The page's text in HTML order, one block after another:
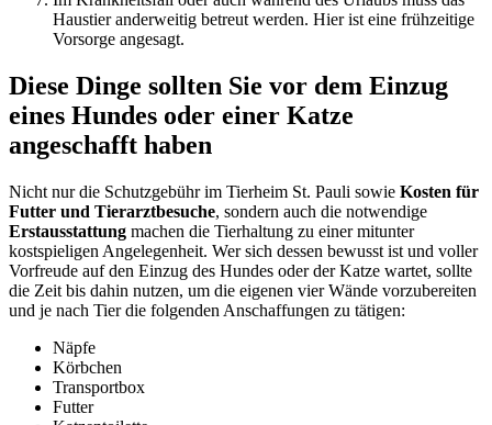
Haustier anderweitig betreut werden. Hier ist eine frühzeitige
Vorsorge angesagt.
Diese Dinge sollten Sie vor dem Einzug
eines Hundes oder einer Katze
angeschafft haben
Nicht nur die Schutzgebühr im Tierheim St. Pauli sowie Kosten für
Futter und Tierarztbesuche, sondern auch die notwendige
Erstausstattung machen die Tierhaltung zu einer mitunter
kostspieligen Angelegenheit. Wer sich dessen bewusst ist und voller
Vorfreude auf den Einzug des Hundes oder der Katze wartet, sollte
die Zeit bis dahin nutzen, um die eigenen vier Wände vorzubereiten
und je nach Tier die folgenden Anschaffungen zu tätigen:
Näpfe
Körbchen
Transportbox
Futter